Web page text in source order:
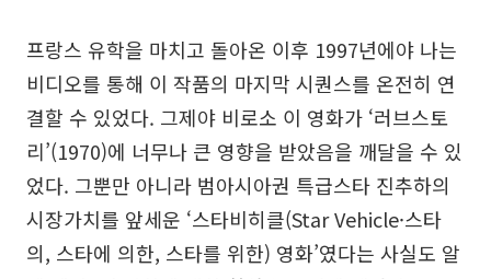
프랑스 유학을 마치고 돌아온 이후 1997년에야 나는
비디오를 통해 이 작품의 마지막 시퀀스를 온전히 연
결할 수 있었다. 그제야 비로소 이 영화가 ‘러브스토
리’(1970)에 너무나 큰 영향을 받았음을 깨달을 수 있
었다. 그뿐만 아니라 범아시아권 특급스타 진추하의
시장가치를 앞세운 ‘스타비히클(Star Vehicle·스타
의, 스타에 의한, 스타를 위한) 영화’였다는 사실도 알